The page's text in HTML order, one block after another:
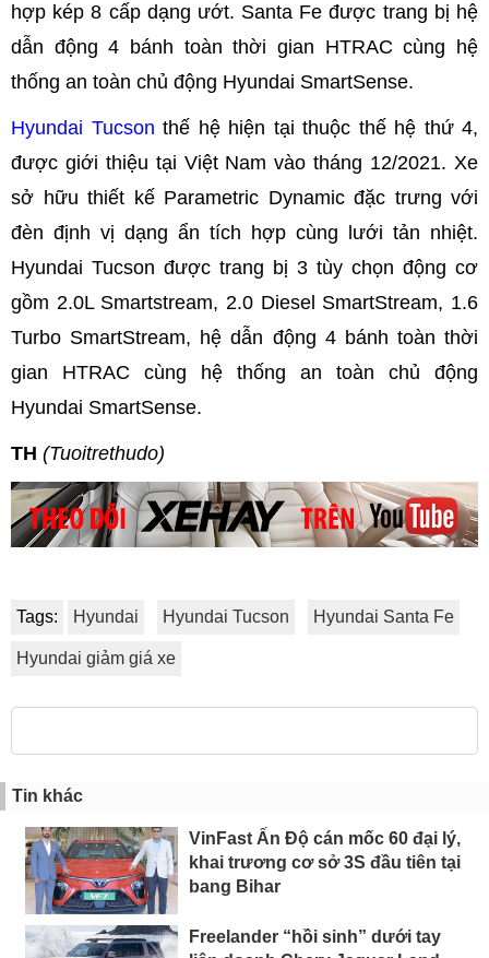
hợp kép 8 cấp dạng ướt. Santa Fe được trang bị hệ
dẫn động 4 bánh toàn thời gian HTRAC cùng hệ
thống an toàn chủ động Hyundai SmartSense.
Hyundai Tucson thế hệ hiện tại thuộc thế hệ thứ 4,
được giới thiệu tại Việt Nam vào tháng 12/2021. Xe
sở hữu thiết kế Parametric Dynamic đặc trưng với
đèn định vị dạng ẩn tích hợp cùng lưới tản nhiệt.
Hyundai Tucson được trang bị 3 tùy chọn động cơ
gồm 2.0L Smartstream, 2.0 Diesel SmartStream, 1.6
Turbo SmartStream, hệ dẫn động 4 bánh toàn thời
gian HTRAC cùng hệ thống an toàn chủ động
Hyundai SmartSense.
TH (Tuoitrethudo)
Tags: Hyundai Hyundai Tucson Hyundai Santa Fe
Hyundai giảm giá xe
Tin khác
VinFast Ấn Độ cán mốc 60 đại lý,
khai trương cơ sở 3S đầu tiên tại
bang Bihar
Freelander “hồi sinh” dưới tay